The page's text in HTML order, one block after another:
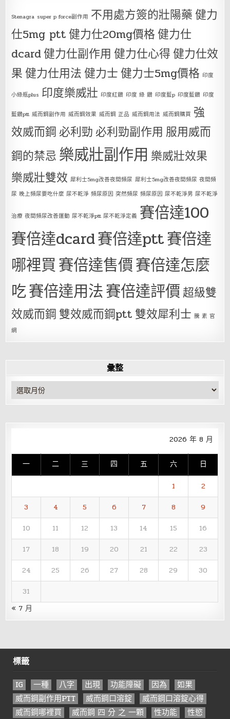
Stenagra super p force副作用 不用處方簽的壯陽藥健力
仕5mg ptt健力仕20mg價格健力仕
dcard健力仕副作用 健力仕心得健力仕效
果健力仕用法健力士健力士5mg價格 印度
小綠瓶plus 印度樂威壯 印度紅鑽 印度 綠 鑽 印度藍p 印度藍鑽 印度
藍鑽ptt 威而鋼副作用 威而鋼效果 威而鋼 正品 威而鋼用法 威而鋼購買 強
效威而鋼 必利勁 必利勁副作用 服用威而
鋼的禁忌 樂威壯副作用 樂威壯效果
樂威壯雙效 犀利士5mg改善夜間頻尿 犀利士5mg改善夜間頻尿 夜間頻
尿 晚上頻尿要吃什麼 尿不乾淨 頻尿原因 突然頻尿 頻尿原因 尿不乾淨男 尿不乾淨
治療 夜間頻尿改善運動 尿不乾淨ptt 尿不乾淨定義 賽倍達100
賽倍達dcard賽倍達ptt賽倍達
哪裡買賽倍達售價賽倍達怎麼
吃賽倍達用法賽倍達評價超級雙
效威而鋼 雙效威而鋼ptt 雙效犀利士 騰 素 官
網
彙整
彙
整
2026 年 8 月
一 二 三 四 五 六 日
1
2
3
4 5 6 7 8
9
10
11 12 13 14 15
16
17
18 19 20 21 22
23
24
25 26 27 28 29
30
31
« 7 月
標籤
IG 一種 八字 出現 功能障礙 因為
如果
威而鋼副作用PTT
威而鋼口溶錠
威而鋼口溶錠心得
威而鋼哪裡買
威而鋼 四 分 之 一顆 性功能
性慾